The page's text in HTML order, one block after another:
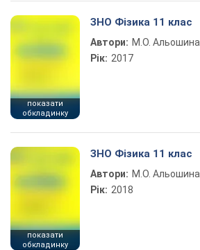
показати
обкладинку
ЗНО Фізика 11 клас
Автори: М.О. Альошина
Рік: 2017
показати
обкладинку
ЗНО Фізика 11 клас
Автори: М.О. Альошина
Рік: 2018